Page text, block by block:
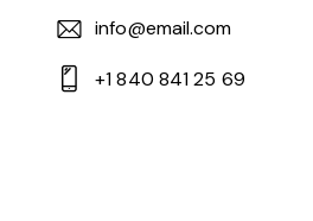
info@email.com
+1 840 841 25 69